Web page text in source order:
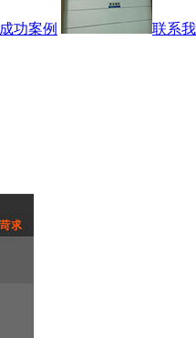
成功案例 联系